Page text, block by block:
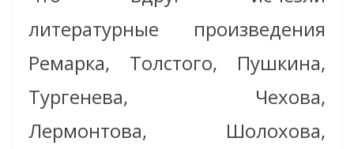
литературные произведения
Ремарка, Толстого, Пушкина,
Тургенева, Чехова,
Лермонтова, Шолохова,